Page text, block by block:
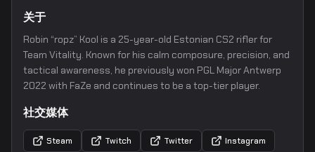
关于
Robin “ropz” Kool is a 25-year-old Estonian CS2 rifler for
Team Vitality. Known for his calm composure, precision, and
tactical awareness, he previously won PGL Major Antwerp
2022 with FaZe and continues to be a top-tier player.
社交媒体
Steam Twitch Twitter Instagram